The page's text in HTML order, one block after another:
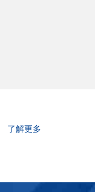
了解更多